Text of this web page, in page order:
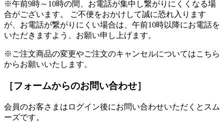
※午前9時～10時の間、お電話が集中し繋がりにくくなる場
合がございます。 ご不便をおかけして誠に恐れ入ります
が、お電話が繋がりにくい場合は、午前10時以降にお電話を
いただきますよう、お願い申し上げます。
※ご注文商品の変更やご注文のキャンセルについてはこちら
からお願いいたします。
［フォームからのお問い合わせ］
会員のお客さまはログイン後にお問い合わせいただくとスム
ーズです。